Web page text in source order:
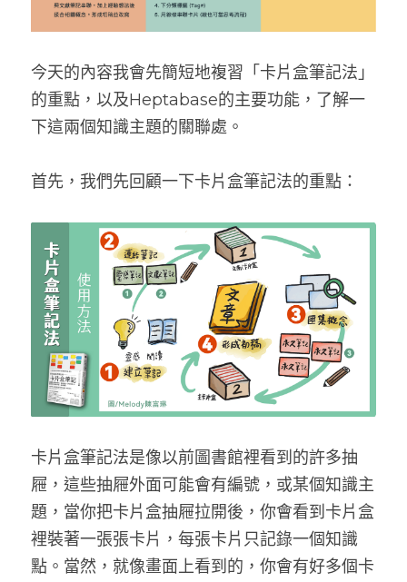
今天的內容我會先簡短地複習「卡片盒筆記法」
的重點，以及Heptabase的主要功能，了解一
下這兩個知識主題的關聯處。
首先，我們先回顧一下卡片盒筆記法的重點：
卡片盒筆記法是像以前圖書館裡看到的許多抽
屜，這些抽屜外面可能會有編號，或某個知識主
題，當你把卡片盒抽屜拉開後，你會看到卡片盒
裡裝著一張張卡片，每張卡片只記錄一個知識
點。當然，就像畫面上看到的，你會有好多個卡